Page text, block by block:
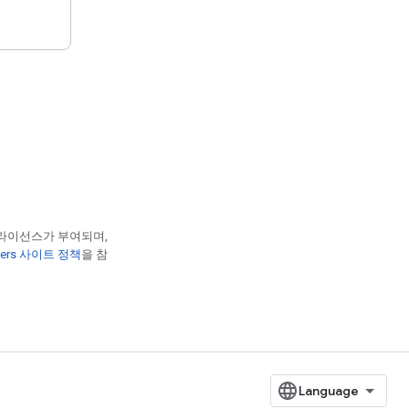
이선스가 부여되며,
사이트 정책 을 참